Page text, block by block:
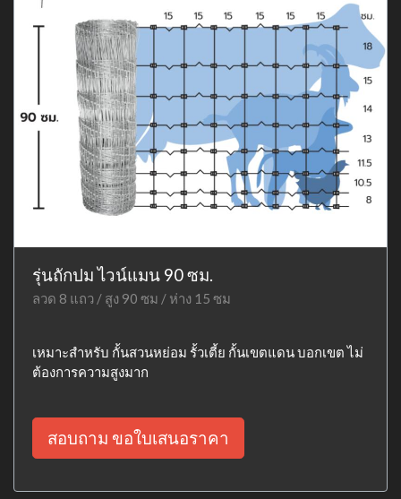
รุ่นถักปม ไวน์แมน 90 ซม.
ลวด 8 แถว / สูง 90 ซม / ห่าง 15 ซม
เหมาะสำหรับ กั้นสวนหย่อม รั้วเตี้ย กั้นเขตแดน บอกเขต ไม่
ต้องการความสูงมาก
สอบถาม ขอใบเสนอราคา